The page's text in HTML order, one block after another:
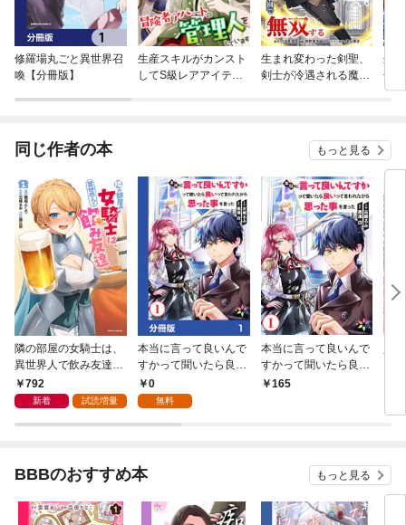
修羅場丸ごと異世界召
喚【分冊版】
生産スキルがカンスト
してS級レアアイテム
生まれ変わった剣聖、
剣士が冷遇される魔術
処
子
ま
同じ作者の本 もっと見る
隣の部屋の女騎士は、
異世界人で飲み友達
（コミック） 1
792
新着 試読増量
本当に言って良いんで
すかって聞いたら良い
って言われたから思っ
た事を言った【分冊
0
無料
本当に言って良いんで
すかって聞いたら良い
って言われたから思っ
165
BBBのおすすめ本 もっと見る